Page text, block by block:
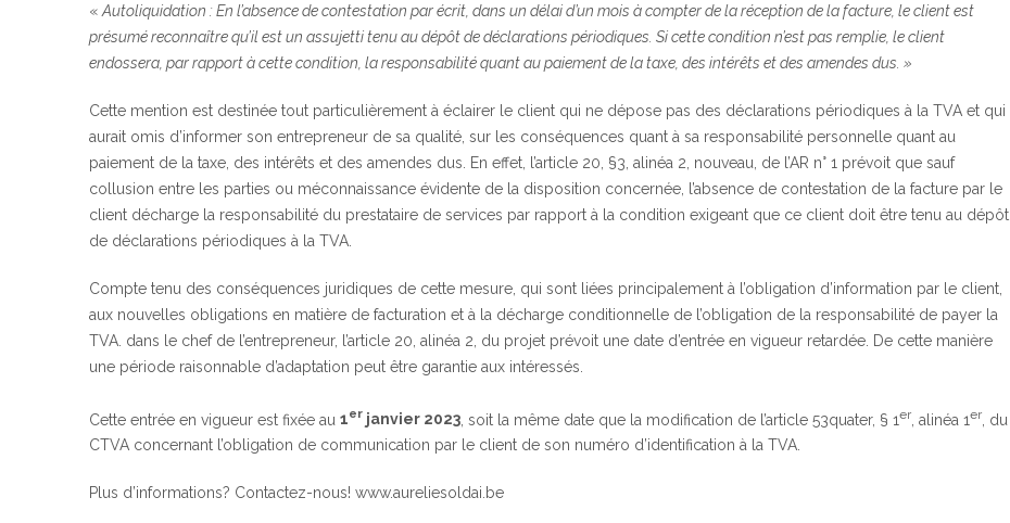
« Autoliquidation : En l’absence de contestation par écrit, dans un délai d’un mois à compter de la réception de la facture, le client est
présumé reconnaître qu’il est un assujetti tenu au dépôt de déclarations périodiques. Si cette condition n’est pas remplie, le client
endossera, par rapport à cette condition, la responsabilité quant au paiement de la taxe, des intérêts et des amendes dus. »
Cette mention est destinée tout particulièrement à éclairer le client qui ne dépose pas des déclarations périodiques à la TVA et qui
aurait omis d’informer son entrepreneur de sa qualité, sur les conséquences quant à sa responsabilité personnelle quant au
paiement de la taxe, des intérêts et des amendes dus. En effet, l’article 20, §3, alinéa 2, nouveau, de l’AR n° 1 prévoit que sauf
collusion entre les parties ou méconnaissance évidente de la disposition concernée, l’absence de contestation de la facture par le
client décharge la responsabilité du prestataire de services par rapport à la condition exigeant que ce client doit être tenu au dépôt
de déclarations périodiques à la TVA.
Compte tenu des conséquences juridiques de cette mesure, qui sont liées principalement à l’obligation d’information par le client,
aux nouvelles obligations en matière de facturation et à la décharge conditionnelle de l’obligation de la responsabilité de payer la
TVA. dans le chef de l’entrepreneur, l’article 20, alinéa 2, du projet prévoit une date d’entrée en vigueur retardée. De cette manière
une période raisonnable d’adaptation peut être garantie aux intéressés.
Cette entrée en vigueur est fixée au 1er janvier 2023 , soit la même date que la modification de l’article 53quater, § 1er , alinéa 1er , du
CTVA concernant l’obligation de communication par le client de son numéro d’identification à la TVA.
Plus d’informations? Contactez-nous! www.aureliesoldai.be